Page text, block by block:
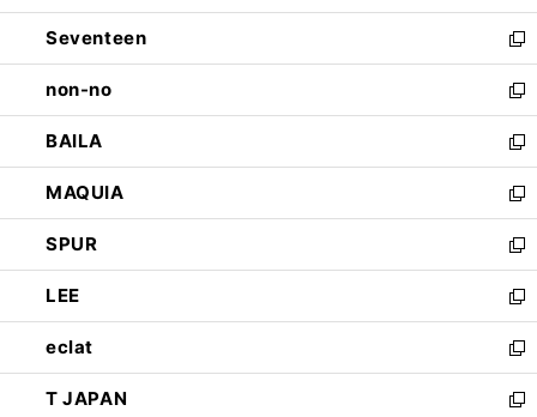
開
く
ウ
で
開
く
ン
ド
ウ
で
開
く
Seventeen
新
し
い
ウ
ィ
ン
ド
ウ
で
開
く
non-no
新
し
い
ウ
ィ
ン
ド
ウ
で
開
く
BAILA
新
し
い
ウ
ィ
ン
ド
ウ
で
開
く
MAQUIA
新
し
い
ウ
ィ
ン
ド
ウ
で
SPUR
新
し
い
ウ
ィ
ン
ド
LEE
新
し
い
ウ
ィ
eclat
新
し
い
T JAPAN
新